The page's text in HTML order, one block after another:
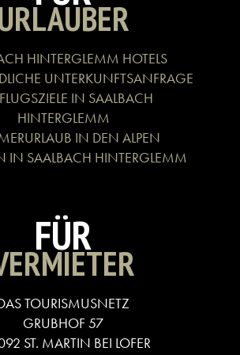
HINTERGLEMM HOTELS
UNTERKUNFTSANFRAGE
IN SAALBACH
HINTERGLEMM
IN DEN ALPEN
IN SAALBACH HINTERGLEMM
FÜR
TOURISMUSNETZ
GRUBHOF 57
ST. MARTIN BEI LOFER